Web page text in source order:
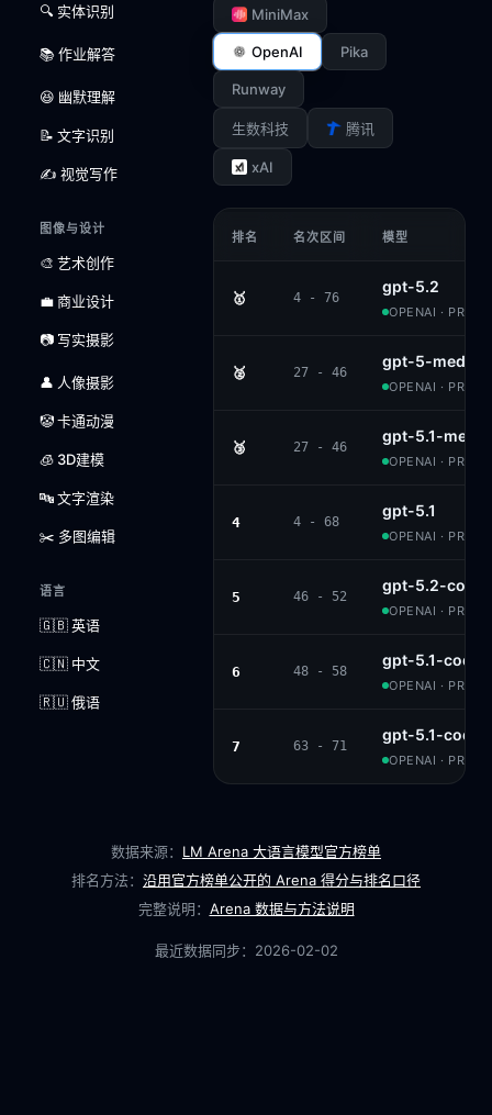
🔍 实体识别
📚 作业解答
😆 幽默理解
📝 文字识别
✍️ 视觉写作
图像与设计
🎨 艺术创作
💼 商业设计
📷 写实摄影
👤 人像摄影
🤡 卡通动漫
🧊 3D建模
🔤 文字渲染
✂️ 多图编辑
语言
🇬🇧 英语
🇨🇳 中文
🇷🇺 俄语
MiniMax
OpenAI Pika
Runway
生数科技 腾讯
xAI
排名 名次区间 模型
🥇 4 - 76
gpt-5.2
OPENAI ·
🥈 27 - 46
gpt-5-
OPENAI ·
🥉 27 - 46
gpt-5.1-
OPENAI ·
4 4 - 68
gpt-5.1
OPENAI ·
5 46 - 52
gpt-5.2-codex
OPENAI ·
6 48 - 58
gpt-5.1-codex
OPENAI ·
7 63 - 71
gpt-5.1-
OPENAI ·
数据来源： LM Arena 大语言模型官方榜单
排名方法： 沿用官方榜单公开的 Arena 得分与排名口径
完整说明： Arena 数据与方法说明
最近数据同步： 2026-02-02